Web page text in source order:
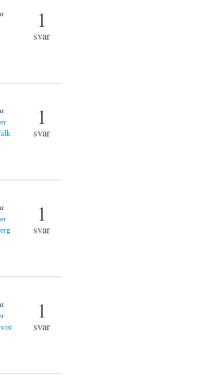
1
svar
1
svar
1
svar
1
svar